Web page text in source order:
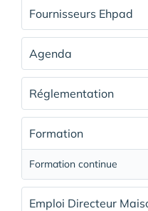
Fournisseurs Ehpad
Agenda
Réglementation
Formation
Formation continue
Emploi Directeur